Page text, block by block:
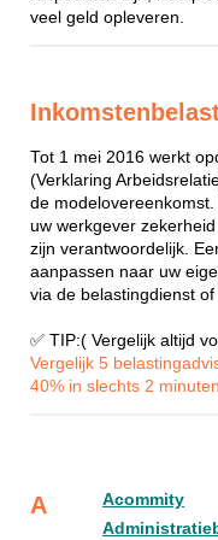
veel geld opleveren.
Tot 1 mei 2016 werkt
(Verklaring
de
uw werkgever
zijn verantwoordelijk.
aanpassen naar uw
via de belastingdienst
✅ TIP:( Vergelijk altijd
Vergelijk 5
40% in slechts 2
A
Acommity